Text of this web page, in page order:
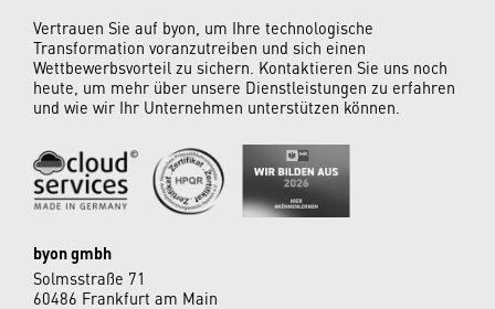
Vertrauen Sie auf byon, um Ihre technologische
Transformation voranzutreiben und sich einen
Wettbewerbsvorteil zu sichern. Kontaktieren Sie uns noch
heute, um mehr über unsere Dienstleistungen zu erfahren
und wie wir Ihr Unternehmen unterstützen können.
byon gmbh
Solmsstraße 71
60486 Frankfurt am Main